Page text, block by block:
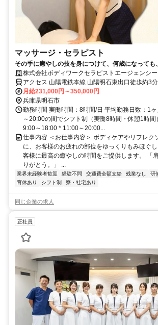
マッサージ・セラピスト
その手に癒やしの技を身につけて、何歳になっても
けるセラピストの第一歩を踏み出しませんか。
株式会社ボディワークセラピストエージェン
ア明石店
アクセス 山陽電鉄本線 山陽明石東出口徒歩約3
石南口徒歩約4分、航路 明石港徒歩約10分 最寄駅
月給231,000円～350,000円
兵庫県明石市
勤務時間 実働時間：8時間/日 平均勤務日数：1
～20:00の間でシフト制（実働8時間・休憩1時
9:00～18:00 * 11:00～20:00...
仕事内容 ＜お仕事内容＞ ボディケアやリフレク
に、お客様のお疲れの部位をゆっくりもみほぐ
客様に最高の癒やしの時間をご提供します。 「
りがとう。」 ...
業界未経験者歓迎 経験不問 交通費全額支給 残業なし 研
育休あり
シフト制 寮・社宅あり
同じ企業の求人
正社員